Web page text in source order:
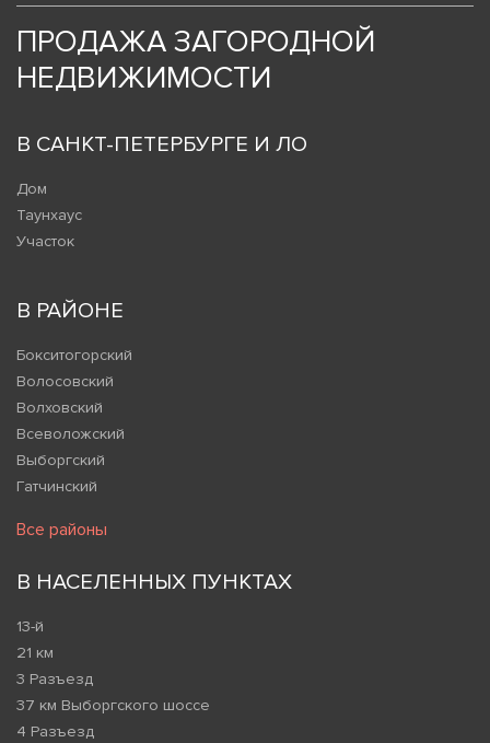
ПРОДАЖА ЗАГОРОДНОЙ
НЕДВИЖИМОСТИ
В САНКТ-ПЕТЕРБУРГЕ И ЛО
Дом
Таунхаус
Участок
В РАЙОНЕ
Бокситогорский
Волосовский
Волховский
Всеволожский
Выборгский
Гатчинский
Все районы
В НАСЕЛЕННЫХ ПУНКТАХ
13-й
21 км
3 Разъезд
37 км Выборгского шоссе
4 Разъезд